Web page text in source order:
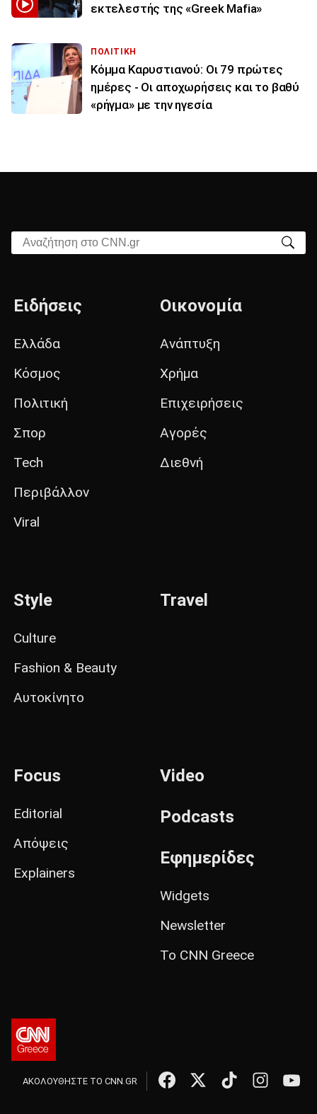
εκτελεστής της «Greek Mafia»
ΠΟΛΙΤΙΚΗ
Κόμμα Καρυστιανού: Οι 79 πρώτες
ημέρες - Οι αποχωρήσεις και το βαθύ
«ρήγμα» με την ηγεσία
Αναζήτηση στο CNN.gr
Ειδήσεις
Ελλάδα
Κόσμος
Πολιτική
Σπορ
Tech
Περιβάλλον
Viral
Οικονομία
Ανάπτυξη
Χρήμα
Επιχειρήσεις
Αγορές
Διεθνή
Style
Culture
Fashion & Beauty
Αυτοκίνητο
Travel
Focus
Editorial
Απόψεις
Explainers
Video
Podcasts
Εφημερίδες
Widgets
Newsletter
Το CNN Greece
ΑΚΟΛΟΥΘΗΣΤΕ ΤΟ CNN.GR